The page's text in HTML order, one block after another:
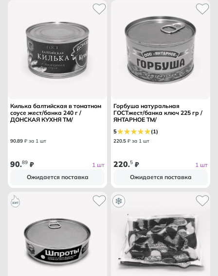
Килька балтийская в томатном
соусе жест/банка 240 г /
ДОНСКАЯ КУХНЯ ТМ/
90.89 ₽ за 1 шт
90.89 ₽
1 шт
Ожидается поставка
Горбуша натуральная
ГОСТжест/банка ключ 225 гр /
ЯНТАРНОЕ ТМ/
5 (1)
220.5 ₽ за 1 шт
220.5 ₽
1 шт
Ожидается поставка